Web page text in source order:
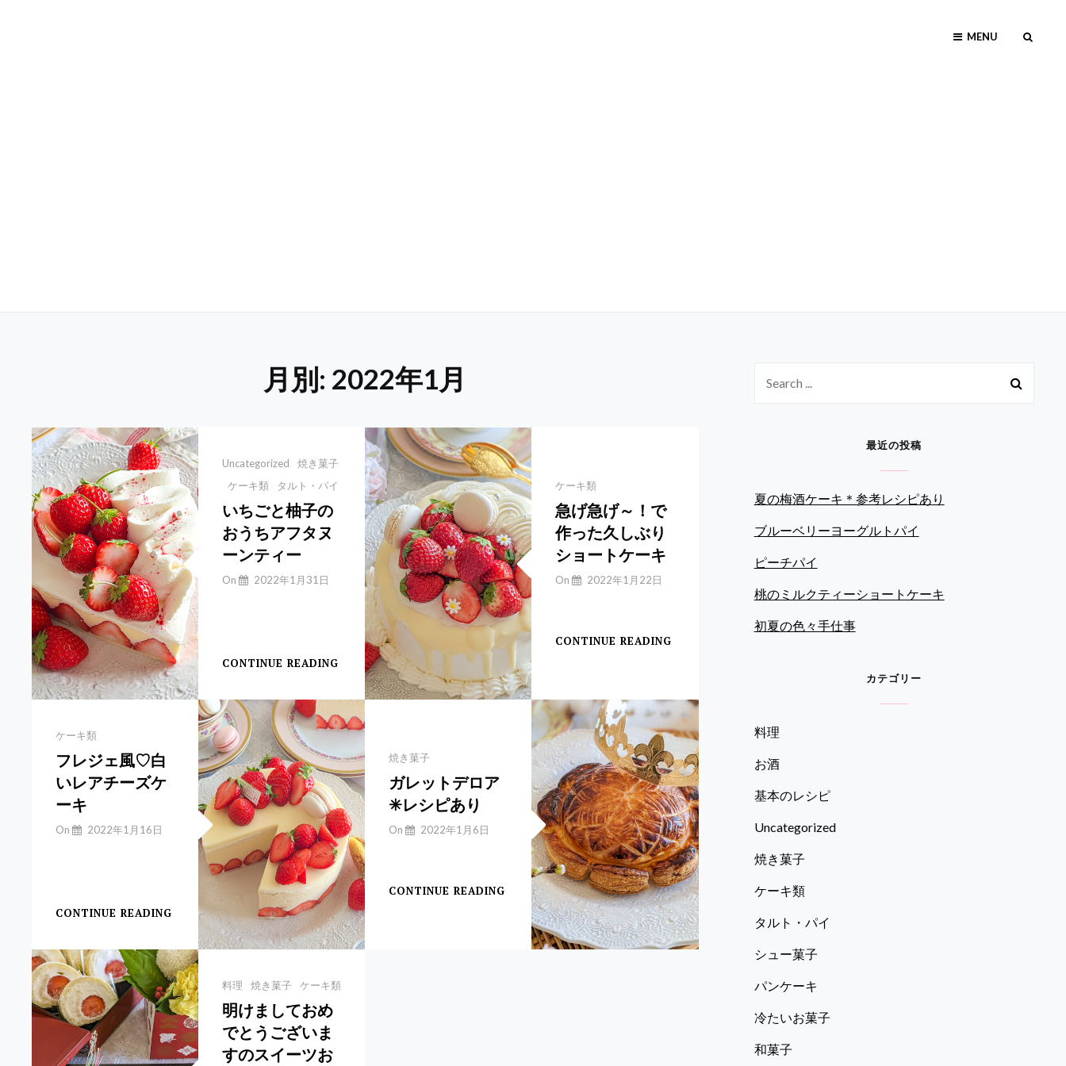
MENU
月別: 2022年1月
Categories
Uncategorized
焼き菓子
ケーキ類
タルト・パイ
いちごと柚子の
おうちアフタヌ
ーンティー
By
On 2022年1月31日
CONTINUE READING
ご
と
柚
の
お
う
ち
ア
フ
タ
ヌ
ー
ン
テ
ィ
Categories
ケーキ類
急げ急げ～！で
作った久しぶり
ショートケーキ
By
On 2022年1月22日
CONTINUE READING
～！
で
作
っ
た
久
し
ぶ
り
シ
ョ
ー
ト
ケ
ー
Categories
ケーキ類
フレジェ風♡白
いレアチーズケ
ーキ
By
On 2022年1月16日
CONTINUE READING
ジ
ェ
風
♡
白
い
レ
ア
Categories
焼き菓子
ガレットデロア
✳︎レシピあり
By
On 2022年1月6日
CONTINUE READING
Categories
料理 焼き菓子 ケーキ類
明けましておめ
でとうございま
すのスイーツお
最近の投稿
夏の梅酒ケーキ＊参考レシピあり
ブルーベリーヨーグルトパイ
ピーチパイ
桃のミルクティーショートケーキ
初夏の色々手仕事
カテゴリー
料理
お酒
基本のレシピ
Uncategorized
焼き菓子
ケーキ類
タルト・パイ
シュー菓子
パンケーキ
冷たいお菓子
和菓子